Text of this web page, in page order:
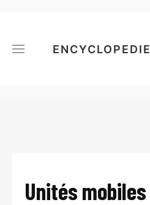
ENCYCLOPEDIE
Unités mobiles